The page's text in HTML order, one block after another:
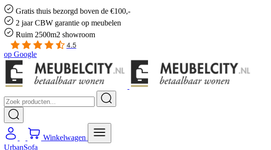
Gratis thuis bezorgd boven de €100,-
2 jaar CBW garantie op meubelen
Ruim 2500m2 showroom
4.5
op Google
Winkelwagen
UrbanSofa